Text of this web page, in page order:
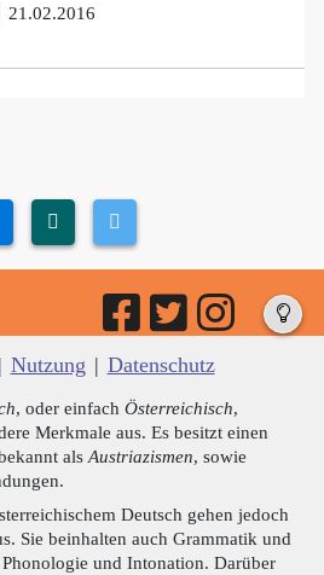
21.02.2016
| Nutzung | Datenschutz
, oder einfach Österreichisch,
Merkmale aus. Es besitzt einen
als Austriazismen, sowie
Deutsch gehen jedoch
Sie beinhalten auch Grammatik und
und Intonation. Darüber